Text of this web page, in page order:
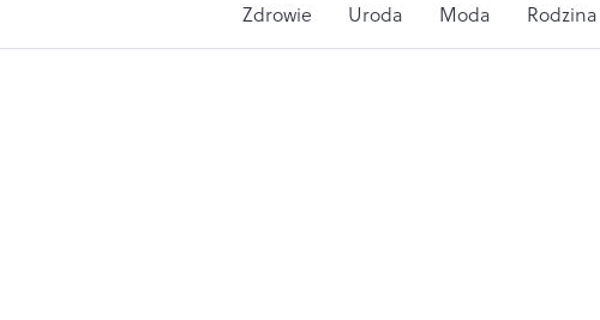
Zdrowie Uroda Moda Rodzina